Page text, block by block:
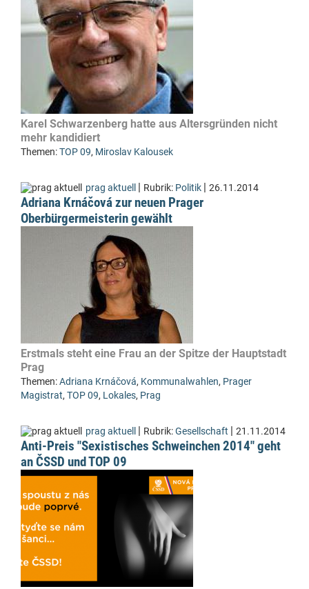
Karel Schwarzenberg hatte aus Altersgründen nicht
mehr kandidiert
Themen:TOP 09, Miroslav Kalousek
prag aktuell | Rubrik: Politik | 26.11.2014
Adriana Krnáčová zur neuen Prager
Oberbürgermeisterin gewählt
Erstmals steht eine Frau an der Spitze der Hauptstadt
Prag
Themen:Adriana Krnáčová, Kommunalwahlen, Prager
Magistrat, TOP 09, Lokales, Prag
prag aktuell | Rubrik:Gesellschaft | 21.11.2014
Anti-Preis "Sexistisches Schweinchen 2014" geht
an ČSSD und TOP 09